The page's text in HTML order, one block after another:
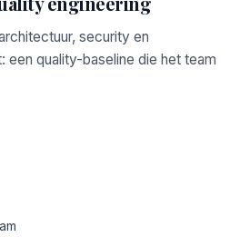
security en
een quality-baseline die het team